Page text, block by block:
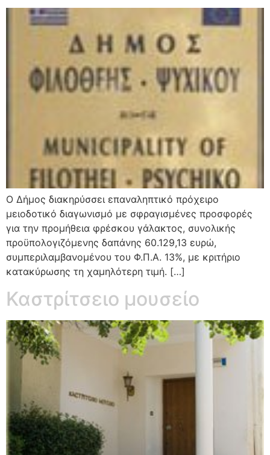
Ο Δήμος διακηρύσσει επαναληπτικό πρόχειρο
μειοδοτικό διαγωνισμό με σφραγισμένες προσφορές
για την προμήθεια φρέσκου γάλακτος, συνολικής
προϋπολογιζόμενης δαπάνης 60.129,13 ευρώ,
συμπεριλαμβανομένου του Φ.Π.Α. 13%, με κριτήριο
κατακύρωσης τη χαμηλότερη τιμή. […]
Καστρίτσειο μουσείο